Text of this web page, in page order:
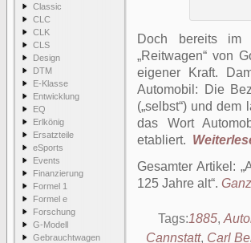
Classic
CLC
CLK
CLS
Design
DTM
E-Klasse
Entwicklung
EQ
Erlkönig
Ersatzteile
eSports
Events
Finanzierung
Formel 1
Formel e
Forschung
G-Modell
Gebrauchtwagen
Doch bereits im
„Reitwagen“ von
eigener Kraft.
Automobil: Die
(„selbst“) und dem
das Wort
etabliert.
Gesamter Artikel:
125 Jahre alt .
Tags:1885,
Cannstatt, Carl